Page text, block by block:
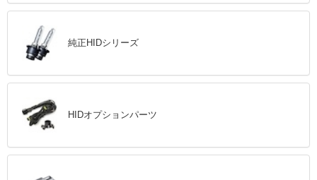
純正HIDシリーズ
HIDオプションパーツ